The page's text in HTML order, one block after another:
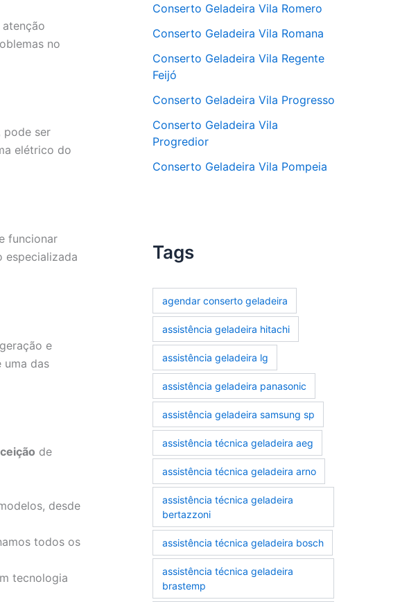
no
pode ser
elétrico do
funcionar
especializada
e
uma das
de
desde
todos os
tecnologia
Conserto Geladeira Vila Romero
Conserto Geladeira Vila Romana
Conserto Geladeira Vila Regente
Feijó
Conserto Geladeira Vila Progresso
Conserto Geladeira Vila
Progredior
Conserto Geladeira Vila Pompeia
Tags
agendar conserto geladeira
assistência geladeira hitachi
assistência geladeira lg
assistência geladeira panasonic
assistência geladeira samsung sp
assistência técnica geladeira aeg
assistência técnica geladeira arno
assistência técnica geladeira
bertazzoni
assistência técnica geladeira bosch
assistência técnica geladeira
brastemp